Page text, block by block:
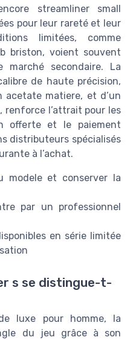
streamliner small
pour leur rareté et leur
limitées, comme
briston, voient souvent
secondaire. La
de haute précision,
acetate matiere, et d’un
renforce l’attrait pour les
offerte et le paiement
distributeurs spécialisés
à l’achat.
modele et conserver la
par un professionnel
en série limitée
s se distingue-t-
luxe pour homme, la
du jeu grâce à son